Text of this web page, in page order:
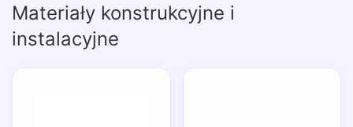
Materiały konstrukcyjne i
instalacyjne